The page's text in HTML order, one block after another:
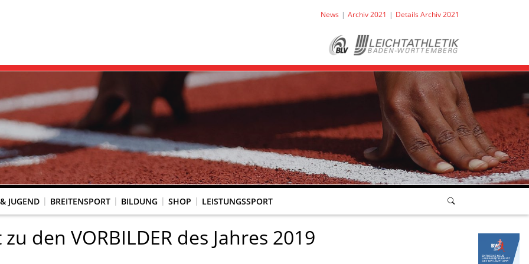
News Archiv 2021 Details Archiv 2021
JUGEND BREITENSPORT BILDUNG SHOP LEISTUNGSSPORT
den VORBILDER des Jahres 2019